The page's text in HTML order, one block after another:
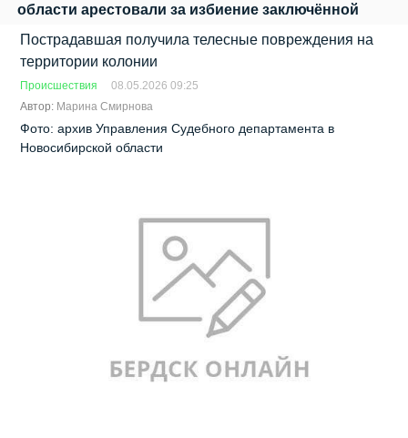
области арестовали за избиение заключённой
Пострадавшая получила телесные повреждения на
территории колонии
Происшествия
08.05.2026 09:25
Автор: Марина Смирнова
Фото: архив Управления Судебного департамента в
Новосибирской области